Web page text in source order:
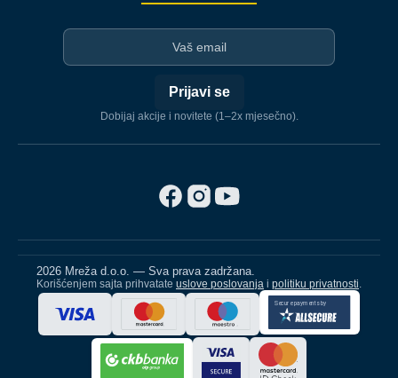
Prijavi se
Dobijaj akcije i novitete (1–2x mjesečno).
2026 Mreža d.o.o. — Sva prava zadržana.
Korišćenjem sajta prihvatate uslove poslovanja i politiku privatnosti.